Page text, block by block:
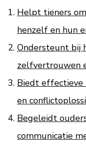
Helpt tieners
henzelf en hun
Ondersteunt bij
zelfvertrouwen
Biedt effectieve
en
Begeleidt
communicatie